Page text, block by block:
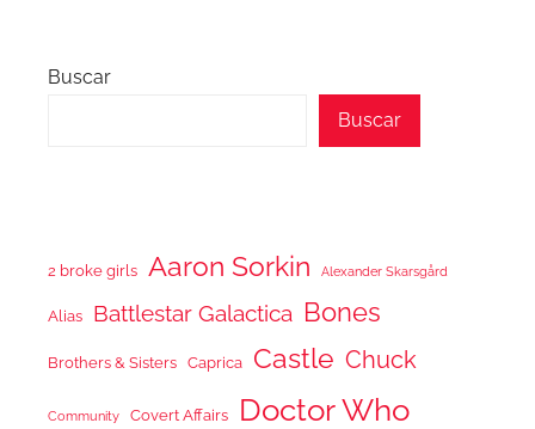
Buscar
Buscar
2 broke girls Aaron Sorkin Alexander Skarsgård
Alias Battlestar Galactica Bones
Brothers & Sisters Caprica Castle Chuck
Community Covert Affairs Doctor Who